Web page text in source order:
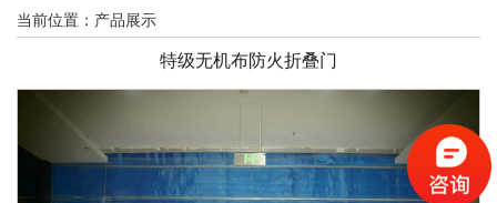
当前位置： 产品展示
特级无机布防火折叠门